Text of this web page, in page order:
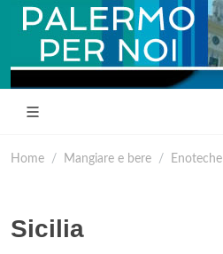
Home Mangiare e bere Enoteche
Sicilia